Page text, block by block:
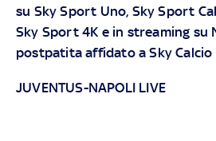
su Sky Sport Uno, Sky Sport
Sky Sport 4K e in streaming su
postpatita affidato a Sky Calcio
JUVENTUS-NAPOLI LIVE